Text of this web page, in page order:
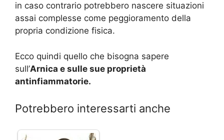
in caso contrario potrebbero nascere situazioni
assai complesse come peggioramento della
propria condizione fisica.
Ecco quindi quello che bisogna sapere
sull’Arnica e sulle sue proprietà
antinfiammatorie.
Potrebbero interessarti anche